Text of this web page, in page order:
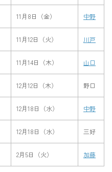
11月8日（金） 中野
11月12日（火） 川戸
11月14日（木） 山口
12月12日（木） 野口
12月18日（水） 中野
12月18日（水） 三好
2月5日（火） 加藤